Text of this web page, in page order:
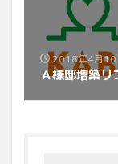
2018年4月10
Ａ様邸増築